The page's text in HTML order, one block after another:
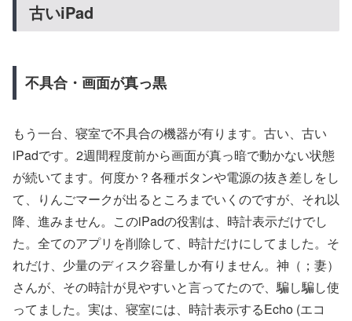
古いiPad
不具合・画面が真っ黒
もう一台、寝室で不具合の機器が有ります。古い、古い
iPadです。2週間程度前から画面が真っ暗で動かない状態
が続いてます。何度か？各種ボタンや電源の抜き差しをし
て、りんごマークが出るところまでいくのですが、それ以
降、進みません。このiPadの役割は、時計表示だけでし
た。全てのアプリを削除して、時計だけにしてました。そ
れだけ、少量のディスク容量しか有りません。神（；妻）
さんが、その時計が見やすいと言ってたので、騙し騙し使
ってました。実は、寝室には、時計表示するEcho (エコ